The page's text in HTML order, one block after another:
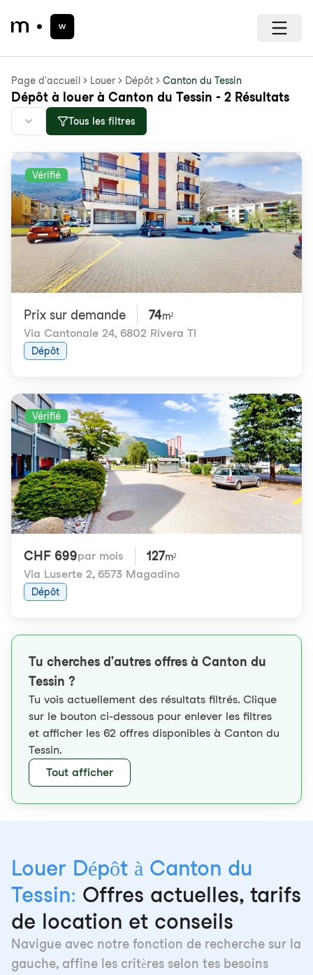
Page d'accueil Louer Dépôt Canton du Tessin
Dépôt à louer à Canton du Tessin - 2 Résultats
Tous les filtres
Vérifié
Prix ​​sur demande 74m²
Via Cantonale 24, 6802 Rivera TI
Dépôt
Vérifié
CHF 699par mois 127m²
Via Luserte 2, 6573 Magadino
Dépôt
Tu cherches d'autres offres à Canton du
Tessin ?
Tu vois actuellement des résultats filtrés. Clique
sur le bouton ci-dessous pour enlever les filtres
et afficher les 62 offres disponibles à Canton du
Tessin.
Tout afficher
Louer Dépôt à Canton du
Tessin: Offres actuelles, tarifs
de location et conseils
Navigue avec notre fonction de recherche sur la
gauche, affine les critères selon tes besoins